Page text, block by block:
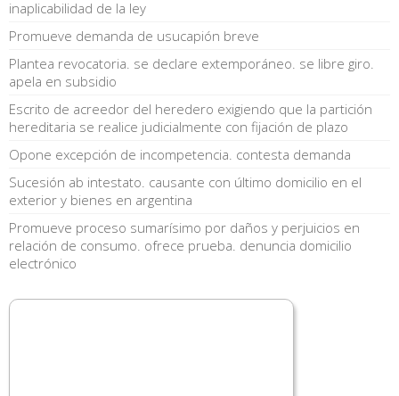
inaplicabilidad de la ley
Promueve demanda de usucapión breve
Plantea revocatoria. se declare extemporáneo. se libre giro.
apela en subsidio
Escrito de acreedor del heredero exigiendo que la partición
hereditaria se realice judicialmente con fijación de plazo
Opone excepción de incompetencia. contesta demanda
Sucesión ab intestato. causante con último domicilio en el
exterior y bienes en argentina
Promueve proceso sumarísimo por daños y perjuicios en
relación de consumo. ofrece prueba. denuncia domicilio
electrónico